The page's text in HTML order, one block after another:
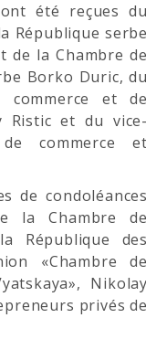
été reçues
République
de la Chambre
Borko Duric,
commerce et
Ristic et du
commerce
de
la Chambre
République
«Chambre
privés